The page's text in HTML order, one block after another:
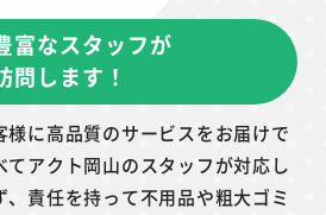
富なスタッフが
問します！
様に高品質のサービスをお届けで
てアクト岡山のスタッフが対応し
、責任を持って不用品や粗大ゴミ